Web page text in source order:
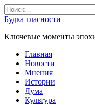
Перейти
к
содержанию
Search
for:
Будка гласности
Ключевые моменты
Главная
Новости
Мнения
Истории
Дума
Культура